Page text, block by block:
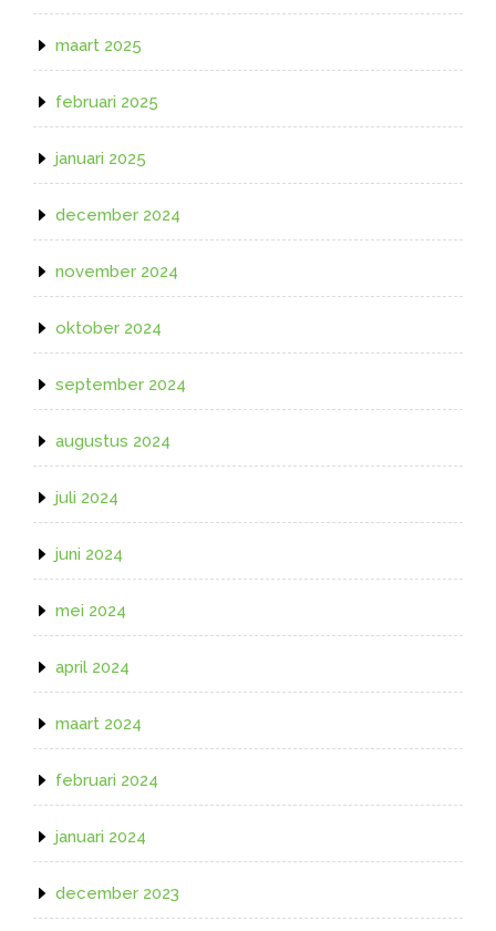
maart 2025
februari 2025
januari 2025
december 2024
november 2024
oktober 2024
september 2024
augustus 2024
juli 2024
juni 2024
mei 2024
april 2024
maart 2024
februari 2024
januari 2024
december 2023